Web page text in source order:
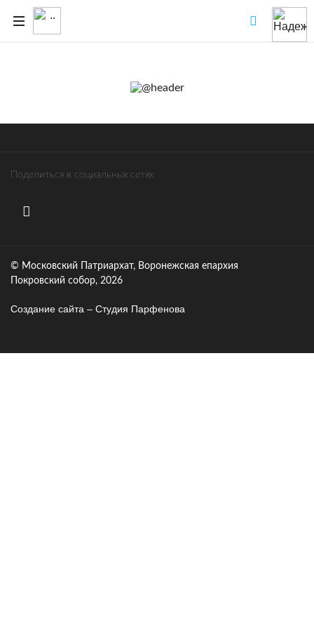
Поделиться в социальных сетях
© Московский Патриархат, Воронежcкая епархия
Покровский собор, 2026
Создание сайта – Cтудия Парфенова